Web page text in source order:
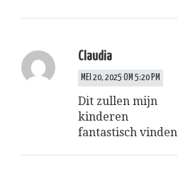
Claudia
MEI 20, 2025 OM 5:20 PM
Dit zullen mijn
kinderen
fantastisch vinden